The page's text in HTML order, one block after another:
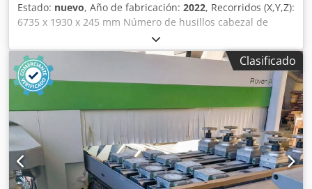
Estado: nuevo, Año de fabricación: 2022, Recorridos (X,Y,Z):
6735 x 1930 x 245 mm Número de husillos cabezal de
taladrado vertical: 0 uds. Número de husillos cabezal de
taladrado horizontal: 0 uds. Número de herramientas: 39
uds. Diámetro de bocas de aspiración: 2x 250 mm Número
de unidades de fresado: 2 uds. Año de fabricación: 2022
Velocidad de rotación: 18.000 / 24.000 rpm Conexión de
aire comprimido: 7 bar Potencia del motor: 16,5 / 19,2 kW
Capacidad de la bomba: 250 m³/h Control: BH660 Centro
de mecanizado CNC BIESSE Rover B 1967 - MÁQUINA
NUEVA / EN STOCK, embalada de origen Área de trabajo: X
= 6735 mm Y = 1930 mm Z = 245 mm con módulos de H=74
mm Z = 290 mm con módulos de H=29 mm (trabajo de
Clasificado